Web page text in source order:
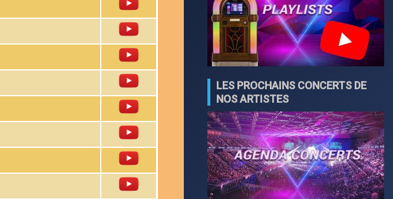
LES PROCHAINS CONCERTS DE
NOS ARTISTES